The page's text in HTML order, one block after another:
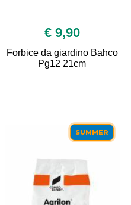
€ 9,90
Forbice da giardino Bahco
Pg12 21cm
SUMMER